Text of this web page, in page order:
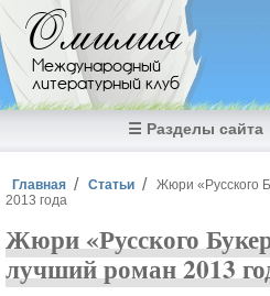
Перейти к основному содержанию
Омилия
Международный
литературный клуб
☰ Разделы сайта
Вы здесь
Главная Статьи
Жюри «Русского
2013 года
Жюри «Русского
лучший роман 2013